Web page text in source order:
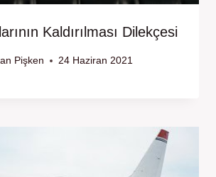
Kaldırılması Dilekçesi
Pişken 24 Haziran 2021